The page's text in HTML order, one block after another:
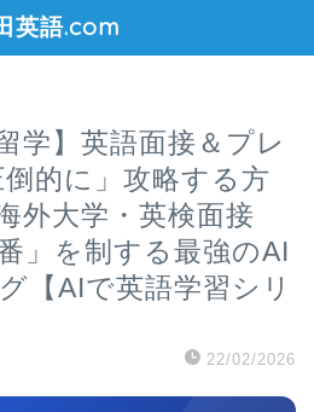
英語.com
学】英語面接＆プレ
的に」攻略する方
外大学・英検面接
」を制する最強のAI
【AIで英語学習シリ
22/02/2026